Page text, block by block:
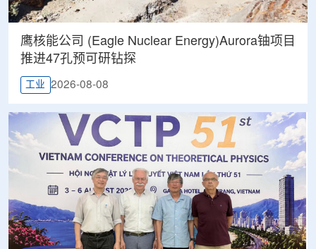
鹰核能公司 (Eagle Nuclear Energy)Aurora铀项目
推进47孔预可研钻探
工业 2026-08-08